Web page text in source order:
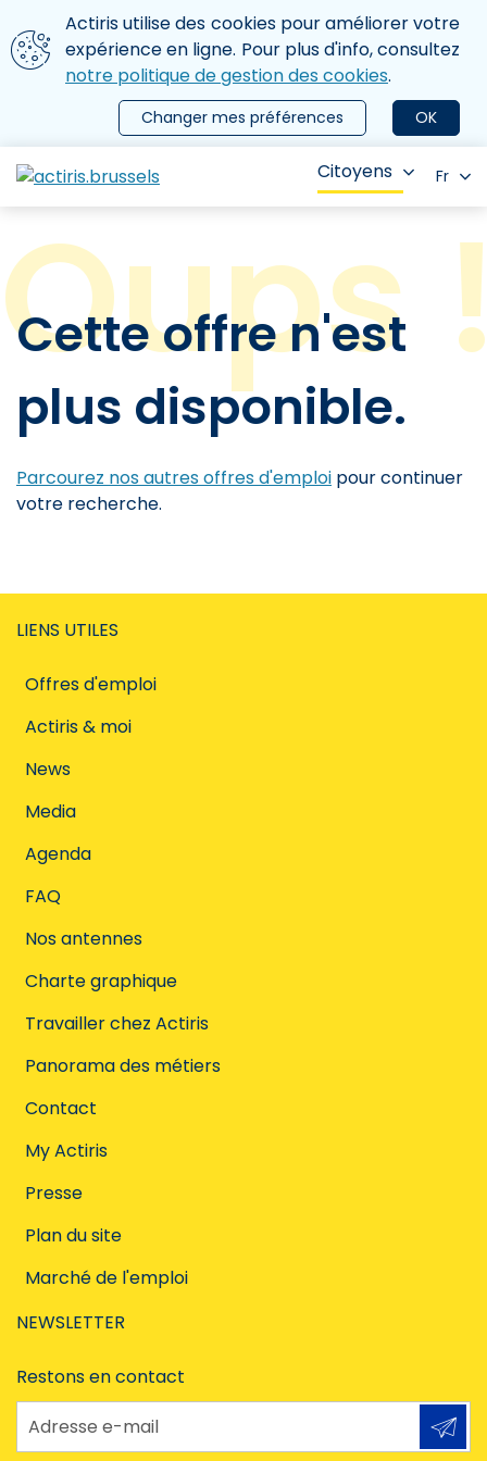
Aller au contenu principal
Nous utilisons des cookies
Actiris utilise des cookies pour améliorer votre
expérience en ligne. Pour plus d'info, consultez
notre politique de gestion des cookies.
OK
Changer mes préférences
le menu
Citoyens Fr
Cette offre n'est
plus disponible.
Parcourez nos autres offres d'emploi pour continuer
votre recherche.
LIENS UTILES
Offres d'emploi
Actiris & moi
News
Media
Agenda
FAQ
Nos antennes
Charte graphique
Travailler chez Actiris
Panorama des métiers
Contact
My Actiris
Presse
Plan du site
Marché de l'emploi
NEWSLETTER
Restons en contact
Adresse e-mail